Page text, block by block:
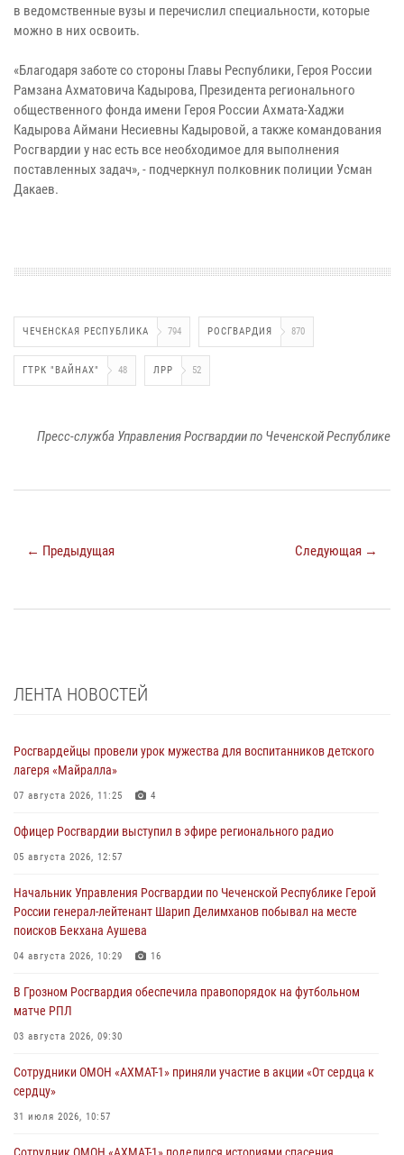
в ведомственные вузы и перечислил специальности, которые
можно в них освоить.
«Благодаря заботе со стороны Главы Республики, Героя России
Рамзана Ахматовича Кадырова, Президента регионального
общественного фонда имени Героя России Ахмата-Хаджи
Кадырова Аймани Несиевны Кадыровой, а также командования
Росгвардии у нас есть все необходимое для выполнения
поставленных задач», - подчеркнул полковник полиции Усман
Дакаев.
ЧЕЧЕНСКАЯ РЕСПУБЛИКА 794 РОСГВАРДИЯ 870
ГТРК "ВАЙНАХ" 48 ЛРР 52
Пресс-служба Управления Росгвардии по Чеченской Республике
← Предыдущая Следующая →
ЛЕНТА НОВОСТЕЙ
Росгвардейцы провели урок мужества для воспитанников детского
лагеря «Майралла»
07 августа 2026, 11:25 4
Офицер Росгвардии выступил в эфире регионального радио
05 августа 2026, 12:57
Начальник Управления Росгвардии по Чеченской Республике Герой
России генерал-лейтенант Шарип Делимханов побывал на месте
поисков Бекхана Аушева
04 августа 2026, 10:29 16
В Грозном Росгвардия обеспечила правопорядок на футбольном
матче РПЛ
03 августа 2026, 09:30
Сотрудники ОМОН «АХМАТ-1» приняли участие в акции «От сердца к
сердцу»
31 июля 2026, 10:57
Сотрудник ОМОН «АХМАТ-1» поделился историями спасения